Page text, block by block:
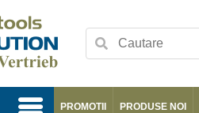
PROMOTII PRODUSE NOI